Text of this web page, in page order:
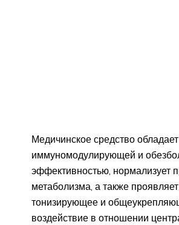
Медичинское средство обладает
иммуномодулирующей и
эффективностью, нормализует
метаболизма, а также проявляет
тонизирующее и
воздействие в отношении